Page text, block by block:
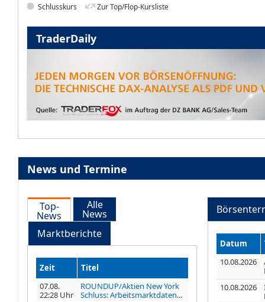
Schlusskurs
Zur Top/Flop-Kursliste
TraderDaily
News und Termine
Top-
News
Alle
News
Marktberichte
Zeit
Titel
07.08.
22:28 Uhr
ROUNDUP/Aktien New York
Schluss: Arbeitsmarktdaten...
Datum
10.08.2026
10.08.2026